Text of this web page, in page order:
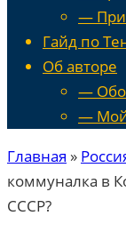
—
Гайд по
Об авторе
—
— Мой
Главная »
коммуналка в
СССР?